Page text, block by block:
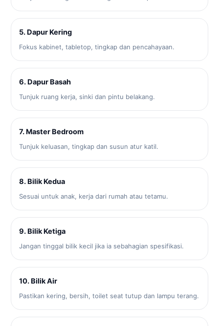
5. Dapur Kering
Fokus kabinet, tabletop, tingkap dan pencahayaan.
6. Dapur Basah
Tunjuk ruang kerja, sinki dan pintu belakang.
7. Master Bedroom
Tunjuk keluasan, tingkap dan susun atur katil.
8. Bilik Kedua
Sesuai untuk anak, kerja dari rumah atau tetamu.
9. Bilik Ketiga
Jangan tinggal bilik kecil jika ia sebahagian spesifikasi.
10. Bilik Air
Pastikan kering, bersih, toilet seat tutup dan lampu terang.